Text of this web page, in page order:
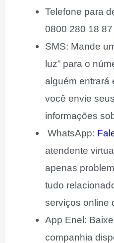
Telefone para
0800 280 18 87
SMS: Mande
luz” para o
alguém entrará
você envie
informações
WhatsApp:
atendente
apenas
tudo
serviços online
App Enel:
companhia